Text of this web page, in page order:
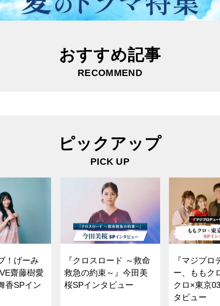
おすすめ記事
RECOMMEND
ピックアップ
PICK UP
！げーみ
齋藤樹愛
香SPイン
『クロスロード ～救命
救急の約束～』今田美
桜SPインタビュー
『マジプロ
ー、ももク
クロ×東京
タビュー